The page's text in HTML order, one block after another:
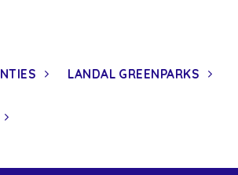
LANDAL GREENPARKS